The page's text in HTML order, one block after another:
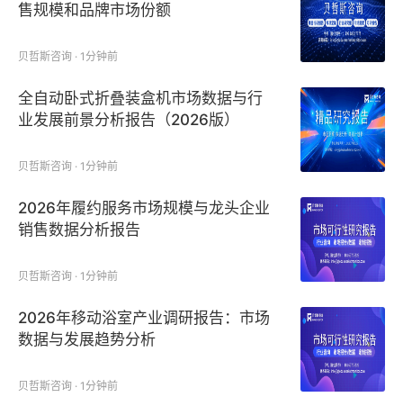
售规模和品牌市场份额
贝哲斯咨询 · 1分钟前
全自动卧式折叠装盒机市场数据与行
业发展前景分析报告（2026版）
贝哲斯咨询 · 1分钟前
2026年履约服务市场规模与龙头企业
销售数据分析报告
贝哲斯咨询 · 1分钟前
2026年移动浴室产业调研报告：市场
数据与发展趋势分析
贝哲斯咨询 · 1分钟前